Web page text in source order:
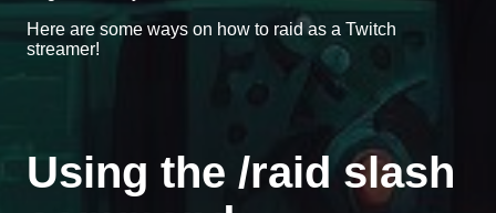
Here are some ways on how to raid as a Twitch
streamer!
Using the /raid slash